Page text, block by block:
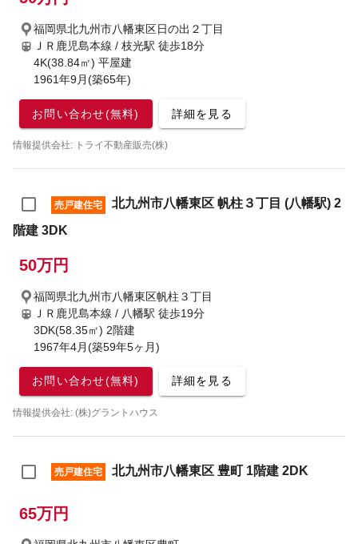
福岡県北九州市八幡東区日の出２丁目
ＪＲ鹿児島本線 / 枝光駅 徒歩18分
4K(38.84㎡) 平屋建
1961年9月(築65年)
お問い合わせ(無料) 詳細を見る
情報提供会社: トライ不動産販売(株)
売戸建住宅
北九州市八幡東区 帆柱３丁目 (八幡駅) 2
階建 3DK
50万円
福岡県北九州市八幡東区帆柱３丁目
ＪＲ鹿児島本線 / 八幡駅 徒歩19分
3DK(58.35㎡) 2階建
1967年4月(築59年5ヶ月)
お問い合わせ(無料) 詳細を見る
情報提供会社: (株)グラントハウス
売戸建住宅 北九州市八幡東区 豊町 1階建 2DK
65万円